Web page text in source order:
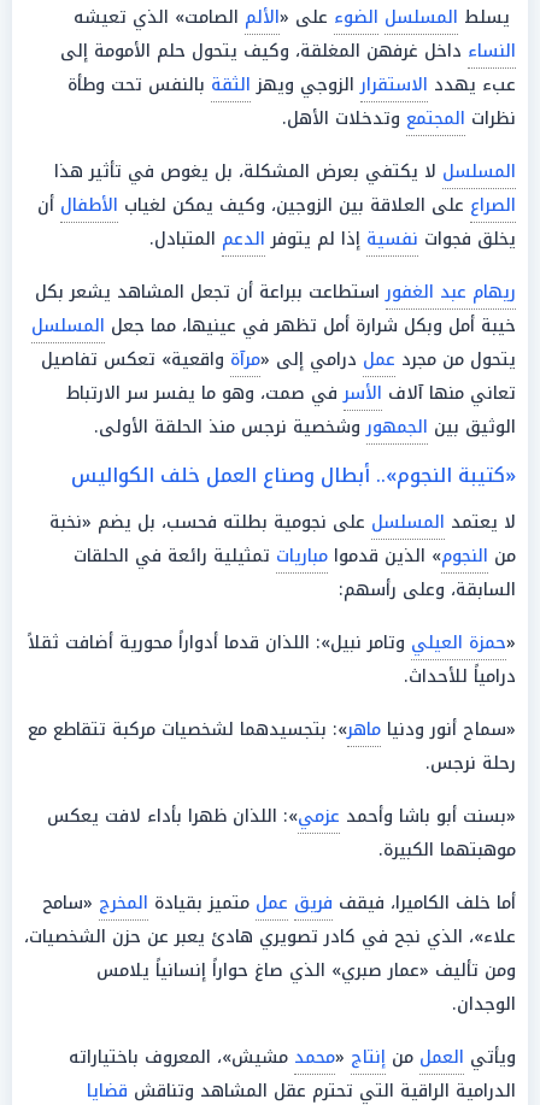
يسلط المسلسل الضوء على «الألم الصامت» الذي تعيشه
النساء داخل غرفهن المغلقة، وكيف يتحول حلم الأمومة إلى
عبء يهدد الاستقرارالزوجي ويهزالثقة بالنفس تحت وطأة
نظرات المجتمع وتدخلات الأهل.
المسلسل لا يكتفي بعرض المشكلة، بل يغوص في تأثير هذا
الصراع على العلاقة بين الزوجين، وكيف يمكن لغياب الأطفال أن
يخلق فجوات نفسية إذا لم يتوفرالدعم المتبادل.
ريهام عبد الغفوراستطاعت ببراعة أن تجعل المشاهد يشعر بكل
خيبة أمل وبكل شرارة أمل تظهر في عينيها، مما جعل المسلسل
يتحول من مجرد عمل درامي إلى «مرآة واقعية» تعكس تفاصيل
تعاني منها آلاف الأسرفي صمت، وهو ما يفسر سر الارتباط
الوثيق بين الجمهوروشخصية نرجس منذ الحلقة الأولى.
«كتيبة النجوم».. أبطال وصناع العمل خلف الكواليس
لا يعتمد المسلسل على نجومية بطلته فحسب، بل يضم «نخبة
من النجوم» الذين قدموا مباريات تمثيلية رائعة في الحلقات
السابقة، وعلى رأسهم:
«حمزة العيلي وتامر نبيل»: اللذان قدما أدواراً محورية أضافت ثقلاً
درامياً للأحداث.
«سماح أنور ودنيا ماهر»: بتجسيدهما لشخصيات مركبة تتقاطع مع
رحلة نرجس.
«بسنت أبو باشا وأحمد عزمي»: اللذان ظهرا بأداء لافت يعكس
موهبتهما الكبيرة.
أما خلف الكاميرا، فيقف فريق عمل متميز بقيادة المخرج «سامح
علاء»، الذي نجح في كادر تصويري هادئ يعبر عن حزن الشخصيات،
ومن تأليف «عمار صبري» الذي صاغ حواراً إنسانياً يلامس
الوجدان.
ويأتي العمل من إنتاج «محمد مشيش»، المعروف باختياراته
الدرامية الراقية التي تحترم عقل المشاهد وتناقش قضايا